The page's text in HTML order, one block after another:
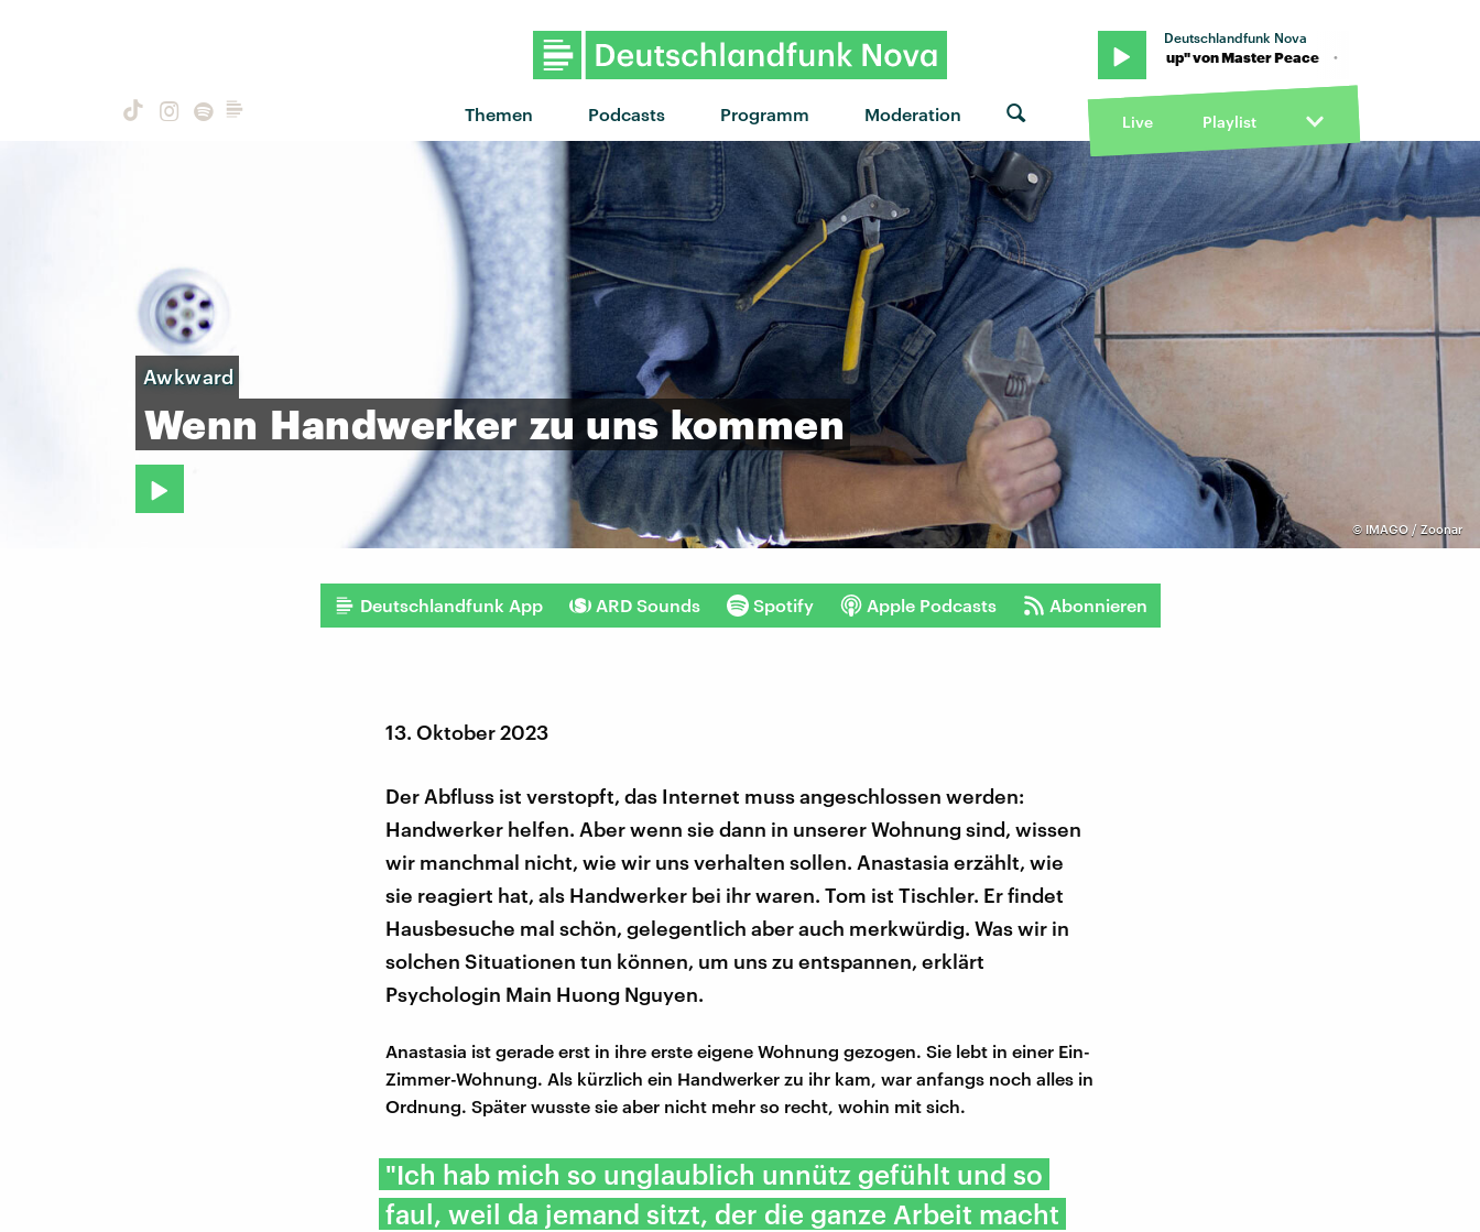
Themen Podcasts Programm Moderation
Deutschlandfunk Nova
"Start you up" von Master Peace · "Start you up" von Master Peace · "Start you up" von Master
Live Playlist
© IMAGO / Zoonar
Awkward
Wenn Handwerker zu uns kommen
Deutschlandfunk App ARD Sounds Spotify Apple Podcasts Abonnieren
13. Oktober 2023
Der Abfluss ist verstopft, das Internet muss angeschlossen werden:
Handwerker helfen. Aber wenn sie dann in unserer Wohnung sind, wissen
wir manchmal nicht, wie wir uns verhalten sollen. Anastasia erzählt, wie
sie reagiert hat, als Handwerker bei ihr waren. Tom ist Tischler. Er findet
Hausbesuche mal schön, gelegentlich aber auch merkwürdig. Was wir in
solchen Situationen tun können, um uns zu entspannen, erklärt
Psychologin Main Huong Nguyen.
Anastasia ist gerade erst in ihre erste eigene Wohnung gezogen. Sie lebt in einer Ein-
Zimmer-Wohnung. Als kürzlich ein Handwerker zu ihr kam, war anfangs noch alles in
Ordnung. Später wusste sie aber nicht mehr so recht, wohin mit sich.
"Ich hab mich so unglaublich unnütz gefühlt und so
faul, weil da jemand sitzt, der die ganze Arbeit macht